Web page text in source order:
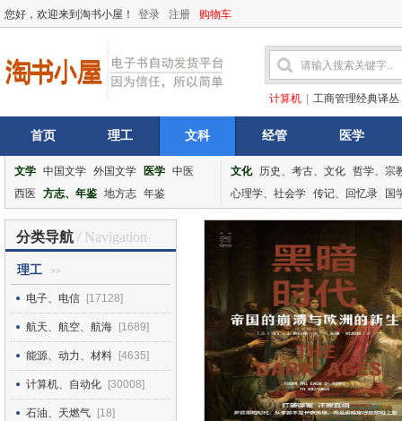
您好，欢迎来到淘书小屋！ 登录 注册 购物车
计算机 工商管理经典译丛
首页 理工 文科 经管 医学
文学 中国文学 外国文学 医学 中医
西医
方志、年鉴 地方志 年鉴
文化 历史、考古、文化 哲学、宗
心理学、社会学 传记、回忆录 国
分类导航 / Navigation
理工 >>
电子、电信 [17128]
航天、航空、航海 [1689]
能源、动力、材料 [4635]
计算机、自动化 [30008]
石油、天燃气 [18]